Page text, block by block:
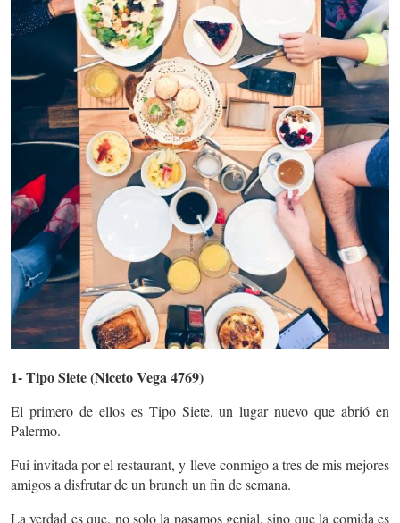
1-Tipo Siete(Niceto Vega 4769)
El primero de ellos es Tipo Siete, un lugar nuevo que abrió en
Palermo.
Fui invitada por el restaurant, y lleve conmigo a tres de mis mejores
amigos a disfrutar de un brunch un fin de semana.
La verdad es que, no solo la pasamos genial, sino que la comida es